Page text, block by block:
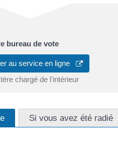
bureau de vote
au service en ligne
chargé de l'intérieur
Si vous avez été radié